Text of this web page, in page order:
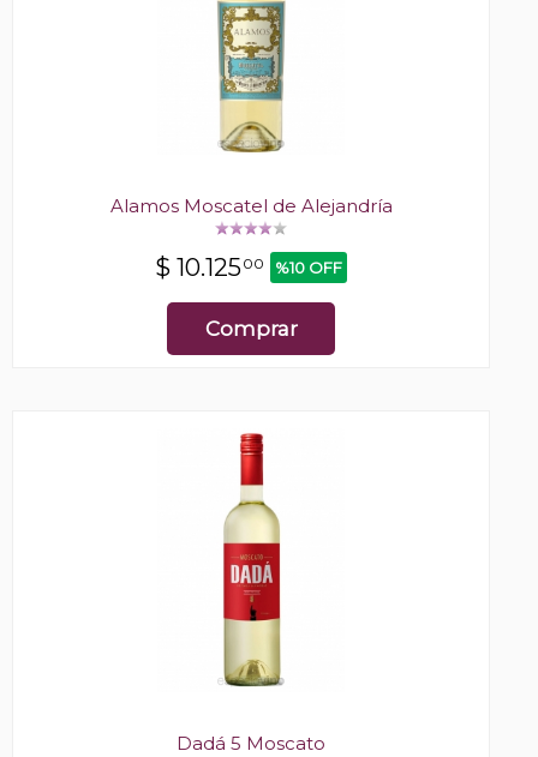
Alamos Moscatel de Alejandría
$ 10.12500 %10 OFF
Comprar
Dadá 5 Moscato